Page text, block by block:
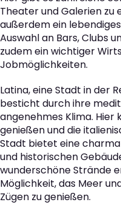
Theater und Galerien zu
außerdem ein
Auswahl an Bars, Clubs
zudem ein wichtiger
Jobmöglichkeiten.
Latina, eine Stadt in der
besticht durch ihre
angenehmes Klima. Hier
genießen und die
Stadt bietet eine
und historischen
wunderschöne Strände
Möglichkeit, das Meer
Zügen zu genießen.